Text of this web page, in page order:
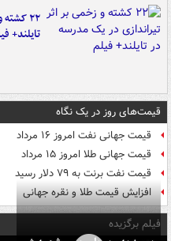
۲۲
تایلند+
قیمت‌های روز در یک نگاه
قیمت جهانی نفت امروز ۱۶ مرداد
قیمت جهانی طلا امروز ۱۵ مرداد
قیمت نفت برنت به ۷۹ دلار رسید
افزایش قیمت طلا و نقره جهانی
فیلم برگزیده